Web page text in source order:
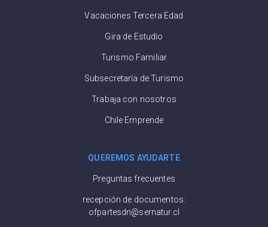
Vacaciones Tercera Edad
Gira de Estudio
Turismo Familiar
Subsecretaría de Turismo
Trabaja con nosotros
Chile Emprende
QUEREMOS AYUDARTE
Preguntas frecuentes
recepción de documentos:
ofpartesdn@sernatur.cl